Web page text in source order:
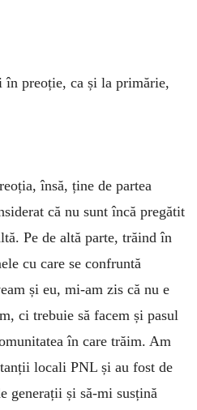
în preoție, ca și la primărie,
însă, ține de partea
că nu sunt încă pregătit
Pe de altă parte, trăind în
cu care se confruntă
și eu, mi-am zis că nu e
ci trebuie să facem și pasul
în care trăim. Am
locali PNL și au fost de
generații și să-mi susțină